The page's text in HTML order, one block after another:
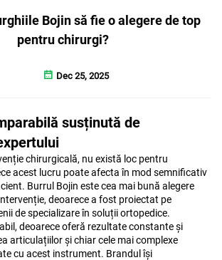
Bojin să fie o alegere de top
pentru chirurgi?
Dec 25, 2025
susținută de
chirurgicală, nu există loc pentru
acest lucru poate afecta în mod semnificativ
Burrul Bojin este cea mai bună alegere
deoarece a fost proiectat pe
de specializare în soluții ortopedice.
deoarece oferă rezultate constante și
articulațiilor și chiar cele mai complexe
cu acest instrument. Brandul își